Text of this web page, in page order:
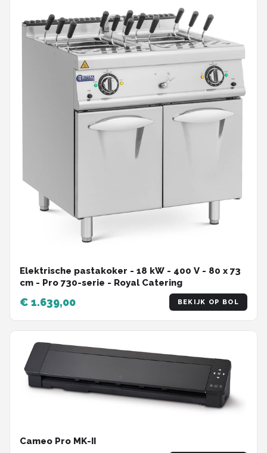
Elektrische pastakoker - 18 kW - 400 V - 80 x 73
cm - Pro 730-serie - Royal Catering
€ 1.639,00 BEKIJK OP BOL
Cameo Pro MK-II